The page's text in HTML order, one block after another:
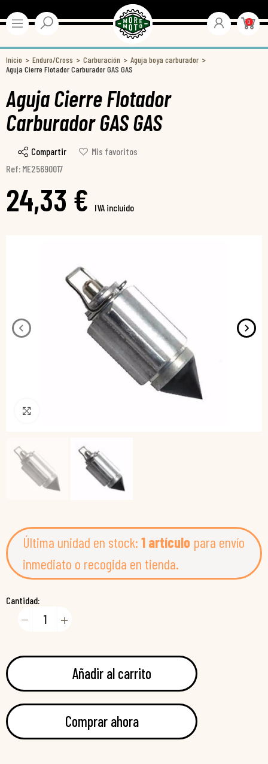
0
Inicio Enduro/Cross Carburación
Aguja boya carburador
Aguja Cierre Flotador Carburador GAS GAS
Aguja Cierre Flotador
Carburador GAS GAS
Compartir
Mis favoritos
Ref: ME25690017
24,33 € IVA incluido
Última unidad en stock: 1 artículo para envío
inmediato o recogida en tienda.
Cantidad:
Añadir al carrito
Comprar ahora